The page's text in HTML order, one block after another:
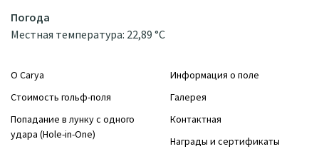
Погода
Местная температура: 22,89 °C
О Carya
Стоимость гольф-поля
Попадание в лунку с одного
удара (Hole-in-One)
Информация о поле
Галерея
Контактная
Награды и сертификаты